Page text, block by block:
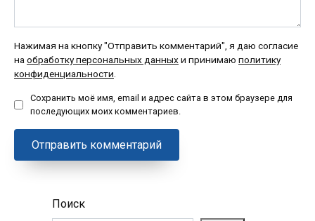
Нажимая на кнопку "Отправить комментарий", я даю согласие
на обработку персональных данныхи принимаю политику
конфиденциальности
Сохранить моё имя, email и адрес сайта в этом браузере для
последующих моих комментариев.
Поиск